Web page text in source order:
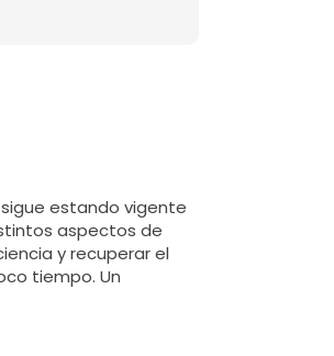
estando vigente
aspectos de
y recuperar el
tiempo. Un